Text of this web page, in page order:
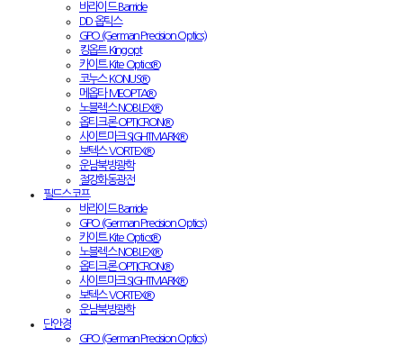
바라이드 Barride
DD 옵틱스
GPO (German Precision Optics)
킹옵트 Kingopt
카이트 Kite Optics®
코누스 KONUS®
메옵타 MEOPTA®
노블렉스 NOBLEX®
옵티크론 OPTICRON®
사이트마크 SIGHTMARK®
보텍스 VORTEX®
운남북방광학
절강화동광전
필드스코프
바라이드 Barride
GPO (German Precision Optics)
카이트 Kite Optics®
노블렉스 NOBLEX®
옵티크론 OPTICRON®
사이트마크 SIGHTMARK®
보텍스 VORTEX®
운남북방광학
단안경
GPO (German Precision Optics)